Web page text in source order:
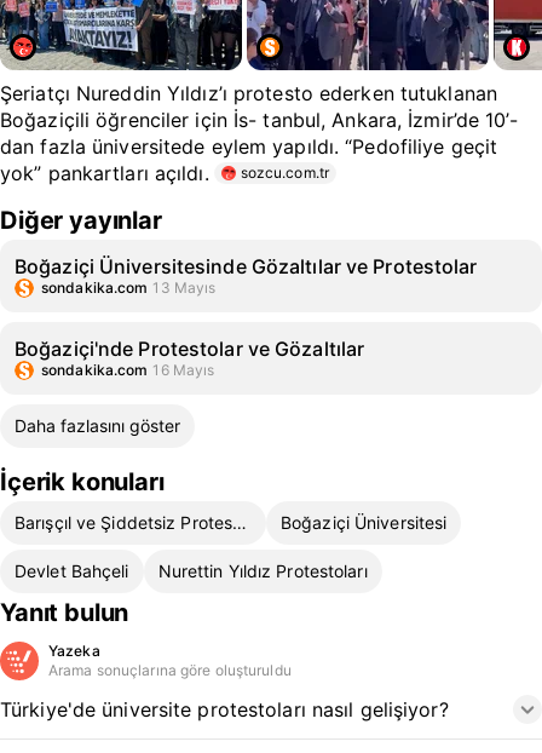
Şeriatçı Nureddin Yıldız’ı protesto ederken tutuklanan
Boğaziçili öğrenciler için İs- tanbul, Ankara, İzmir’de 10’-
dan fazla üniversitede eylem yapıldı. “Pedofiliye geçit
yok” pankartları açıldı.
sozcu.com.tr
Diğer yayınlar
Boğaziçi Üniversitesinde Gözaltılar ve Protestolar
sondakika.com 13 Mayıs
Boğaziçi'nde Protestolar ve Gözaltılar
sondakika.com 16 Mayıs
Daha fazlasını göster
İçerik konuları
Barışçıl ve Şiddetsiz Protestolar Boğaziçi Üniversitesi
Devlet Bahçeli Nurettin Yıldız Protestoları
Yanıt bulun
Yazeka
Arama sonuçlarına göre oluşturuldu
Türkiye'de üniversite protestoları nasıl gelişiyor?